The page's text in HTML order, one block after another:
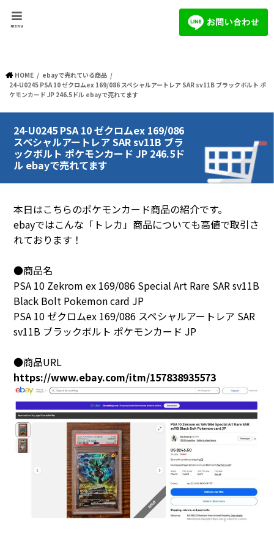
menu
HOME
ebayで売れている商品
24-U0245 PSA 10 ゼクロムex 169/086 スペシャルアートレア SAR sv11B ブラックボルト ポ
ケモンカード JP 246.5ドル ebayで売れてます
24-U0245 PSA 10 ゼクロムex 169/086
スペシャルアートレア SAR sv11B ブラ
ックボルト ポケモンカード JP 246.5ド
ル ebayで売れてます
本日はこちらのポケモンカード商品の紹介です。
ebayではこんな「トレカ」商品についても高値で取引さ
れております！
●商品名
PSA 10 Zekrom ex 169/086 Special Art Rare SAR sv11B
Black Bolt Pokemon card JP
PSA 10 ゼクロムex 169/086 スペシャルアートレア SAR
sv11B ブラックボルト ポケモンカード JP
●商品URL
https://www.ebay.com/itm/157838935573